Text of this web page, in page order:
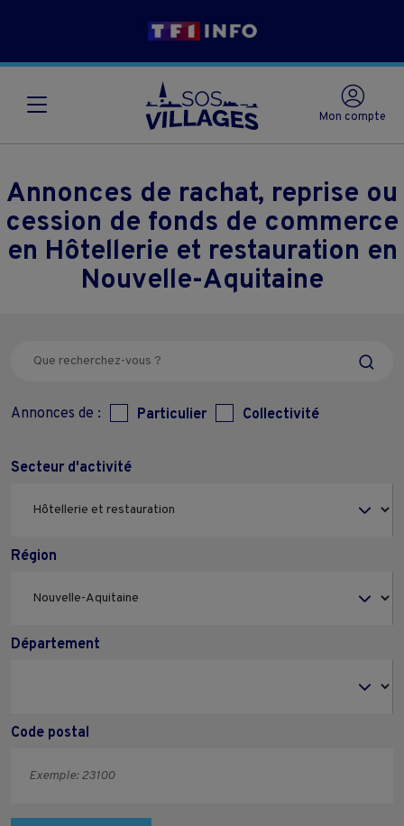
Mon compte
Annonces de rachat, reprise ou
cession de fonds de commerce
en Hôtellerie et restauration en
Nouvelle-Aquitaine
Annonces de : Particulier Collectivité
Secteur d'activité
Région
Département
Code postal